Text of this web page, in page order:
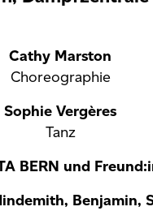
Cathy Marston
Choreographie
Sophie Vergères
Tanz
BERN und
Benjamin,